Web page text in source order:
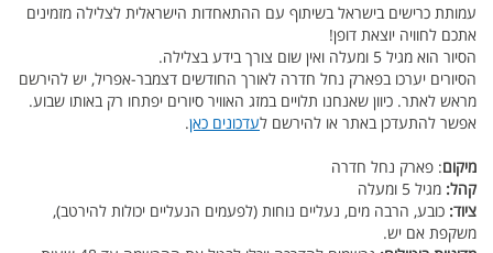
עמותת כרישים בישראל בשיתוף עם ההתאחדות הישראלית לצלילה מזמינים
אתכם לחוויה יוצאת דופן!
הסיור הוא מגיל 5 ומעלה ואין שום צורך בידע בצלילה.
הסיורים יערכו בפארק נחל חדרה לאורך החודשים דצמבר-אפריל, יש להירשם
מראש לאתר. כיוון שאנחנו תלויים במזג האוויר סיורים יפתחו רק באותו שבוע.
אפשר להתעדכן באתר או להירשם לעדכונים כאן.
מיקום: פארק נחל חדרה
קהל: מגיל 5 ומעלה
ציוד: כובע, הרבה מים, נעליים נוחות (לפעמים הנעליים יכולות להירטב),
משקפת אם יש.